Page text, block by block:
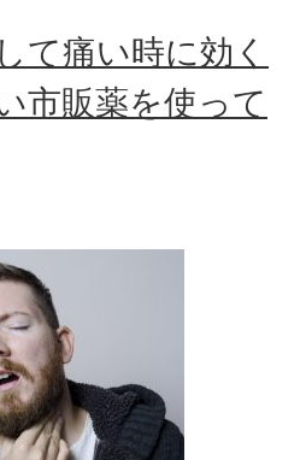
て痛い時に効く
市販薬を使って